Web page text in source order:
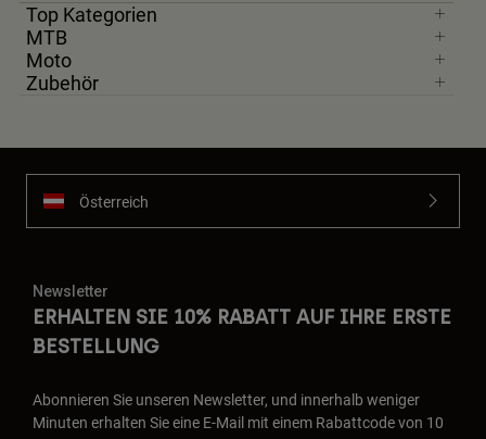
Top Kategorien
MTB
Moto
Zubehör
Österreich
Newsletter
ERHALTEN SIE 10% RABATT AUF IHRE ERSTE
BESTELLUNG
Abonnieren Sie unseren Newsletter, und innerhalb weniger
Minuten erhalten Sie eine E-Mail mit einem Rabattcode von 10